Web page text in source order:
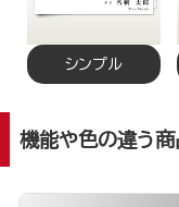
シンプル
機能や色の違う商